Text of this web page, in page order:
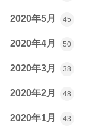
2020年5月 45
2020年4月 50
2020年3月 38
2020年2月 48
2020年1月 43